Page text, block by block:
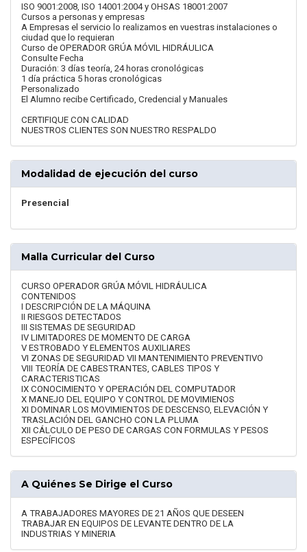
ISO 9001:2008, ISO 14001:2004 y OHSAS 18001:2007
Cursos a personas y empresas
A Empresas el servicio lo realizamos en vuestras instalaciones o
ciudad que lo requieran
Curso de OPERADOR GRÚA MÓVIL HIDRÁULICA
Consulte Fecha
Duración: 3 días teoría, 24 horas cronológicas
1 día práctica 5 horas cronológicas
Personalizado
El Alumno recibe Certificado, Credencial y Manuales
CERTIFIQUE CON CALIDAD
NUESTROS CLIENTES SON NUESTRO RESPALDO
Modalidad de ejecución del curso
Presencial
Malla Curricular del Curso
CURSO OPERADOR GRÚA MÓVIL HIDRÁULICA
CONTENIDOS
I DESCRIPCIÓN DE LA MÁQUINA
II RIESGOS DETECTADOS
III SISTEMAS DE SEGURIDAD
IV LIMITADORES DE MOMENTO DE CARGA
V ESTROBADO Y ELEMENTOS AUXILIARES
VI ZONAS DE SEGURIDAD VII MANTENIMIENTO PREVENTIVO
VIII TEORÍA DE CABESTRANTES, CABLES TIPOS Y
CARACTERISTICAS
IX CONOCIMIENTO Y OPERACIÓN DEL COMPUTADOR
X MANEJO DEL EQUIPO Y CONTROL DE MOVIMIENOS
XI DOMINAR LOS MOVIMIENTOS DE DESCENSO, ELEVACIÓN Y
TRASLACIÓN DEL GANCHO CON LA PLUMA
XII CÁLCULO DE PESO DE CARGAS CON FORMULAS Y PESOS
ESPECÍFICOS
A Quiénes Se Dirige el Curso
A TRABAJADORES MAYORES DE 21 AÑOS QUE DESEEN
TRABAJAR EN EQUIPOS DE LEVANTE DENTRO DE LA
INDUSTRIAS Y MINERIA